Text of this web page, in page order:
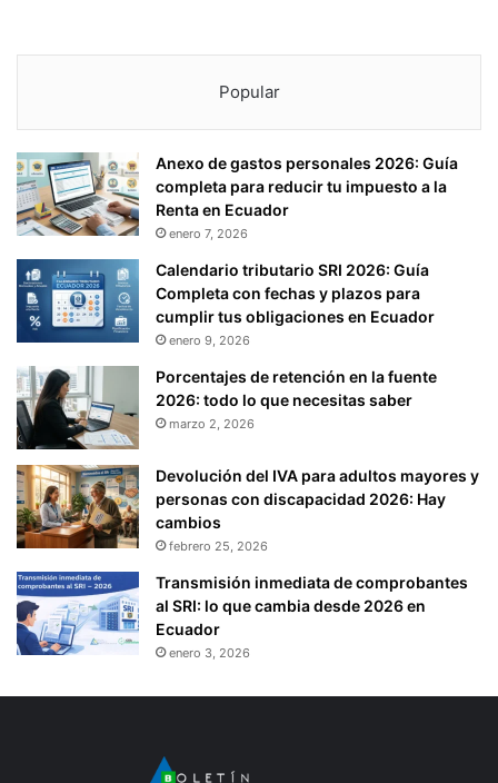
Popular
Anexo de gastos personales 2026: Guía
completa para reducir tu impuesto a la
Renta en Ecuador
enero 7, 2026
Calendario tributario SRI 2026: Guía
Completa con fechas y plazos para
cumplir tus obligaciones en Ecuador
enero 9, 2026
Porcentajes de retención en la fuente
2026: todo lo que necesitas saber
marzo 2, 2026
Devolución del IVA para adultos mayores y
personas con discapacidad 2026: Hay
cambios
febrero 25, 2026
Transmisión inmediata de comprobantes
al SRI: lo que cambia desde 2026 en
Ecuador
enero 3, 2026